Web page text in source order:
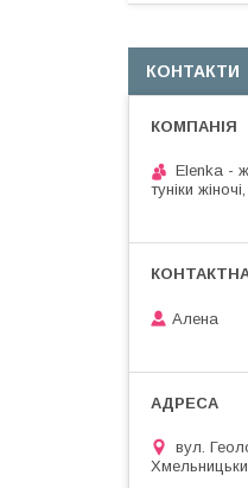
КОНТАКТИ
Elenka -
туніки
Алена
вул.